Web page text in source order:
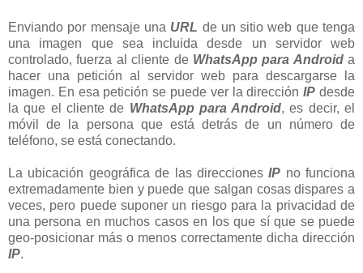
Enviando por mensaje una URL de un sitio web que tenga
una imagen que sea incluida desde un servidor web
controlado, fuerza al cliente de WhatsApp para Androida
hacer una petición al servidor web para descargarse la
imagen. En esa petición se puede ver la direcciónIP desde
la que el cliente de WhatsApp para Android, es decir, el
móvil de la persona que está detrás de un número de
teléfono, se está conectando.
La ubicación geográfica de las direccionesIP no funciona
extremadamente bien y puede que salgan cosas dispares a
veces, pero puede suponer un riesgo para la privacidad de
una persona en muchos casos en los que sí que se puede
geo-posicionar más o menos correctamente dicha dirección
IP.